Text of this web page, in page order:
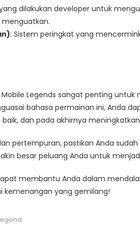
dilakukan developer untuk
: Sistem peringkat yang
Legends sangat penting untuk
bahasa permainan ini, Anda
dan pada akhirnya
pertempuran, pastikan Anda
besar peluang Anda untuk
membantu Anda dalam
yang gemilang!